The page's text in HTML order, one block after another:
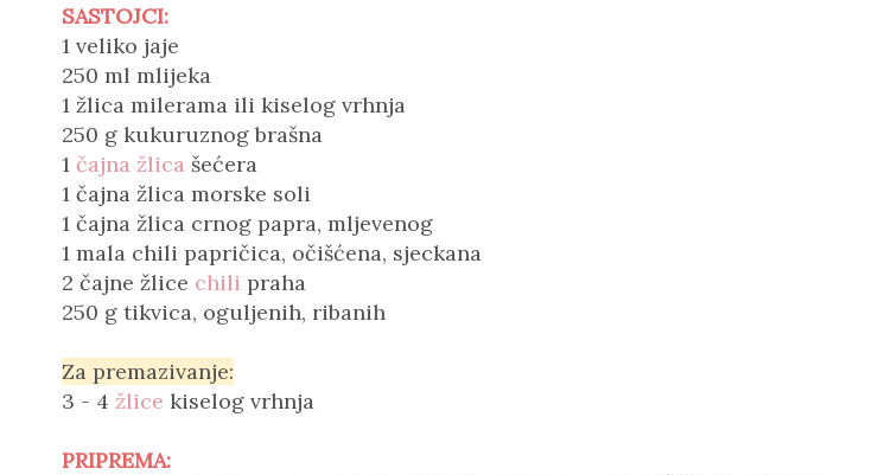
SASTOJCI:
1 veliko jaje
250 ml mlijeka
1 žlica milerama ili kiselog vrhnja
250 g kukuruznog brašna
1 čajna žlica šećera
1 čajna žlica morske soli
1 čajna žlica crnog papra, mljevenog
1 mala chili papričica, očišćena, sjeckana
2 čajne žlice chili praha
250 g tikvica, oguljenih, ribanih
Za premazivanje:
3 - 4 žlice kiselog vrhnja
PRIPREMA: